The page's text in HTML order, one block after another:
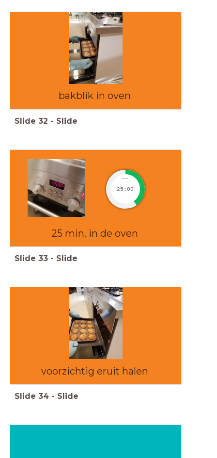
bakblik in oven
Slide 32 - Slide
25 min. in de oven
timer
25:00
Slide 33 - Slide
voorzichtig eruit halen
Slide 34 - Slide